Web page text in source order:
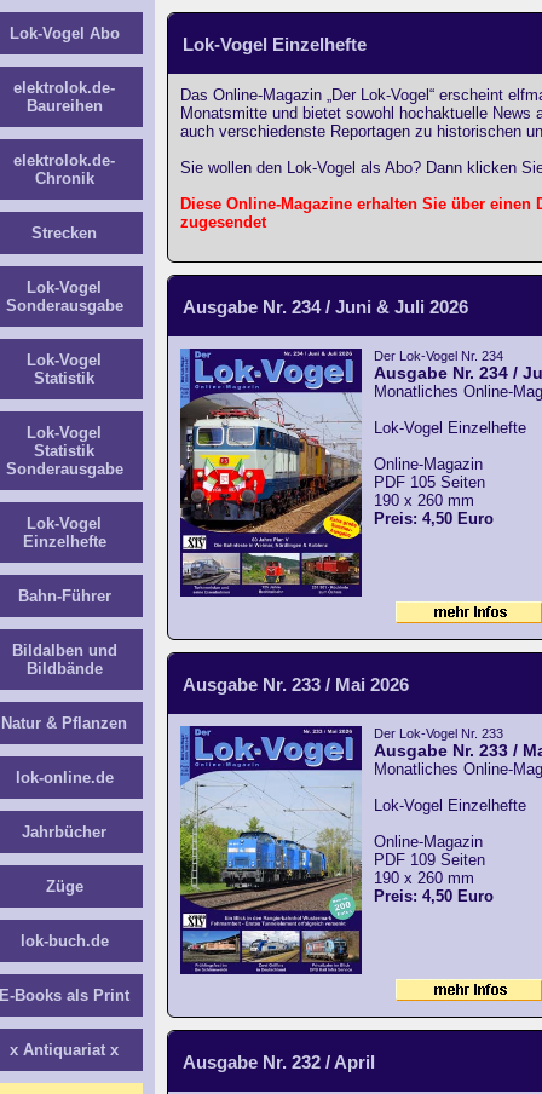
Lok-Vogel Einzelhefte
Das Online-Magazin „Der Lok-Vogel“ erscheint
Monatsmitte und bietet sowohl hochaktuelle News
auch verschiedenste Reportagen zu historischen
Sie wollen den Lok-Vogel als Abo? Dann klicken
Diese Online-Magazine erhalten Sie über einen
zugesendet
Ausgabe Nr. 234 / Juni & Juli 2026
Der Lok-Vogel Nr. 234
Ausgabe Nr. 234 /
Monatliches Online-
Lok-Vogel Einzelhefte
Online-Magazin
PDF 105 Seiten
190 x 260 mm
Preis: 4,50 Euro
Ausgabe Nr. 233 / Mai 2026
Der Lok-Vogel Nr. 233
Ausgabe Nr. 233 /
Monatliches Online-
Lok-Vogel Einzelhefte
Online-Magazin
PDF 109 Seiten
190 x 260 mm
Preis: 4,50 Euro
Ausgabe Nr. 232 / April
Lok-Vogel Abo
elektrolok.de-
Baureihen
elektrolok.de-
Chronik
Strecken
Lok-Vogel
Sonderausgabe
Lok-Vogel
Statistik
Lok-Vogel
Statistik
Sonderausgabe
Lok-Vogel
Einzelhefte
Bahn-Führer
Bildalben und
Bildbände
Natur & Pflanzen
lok-online.de
Jahrbücher
Züge
lok-buch.de
E-Books als Print
x Antiquariat x